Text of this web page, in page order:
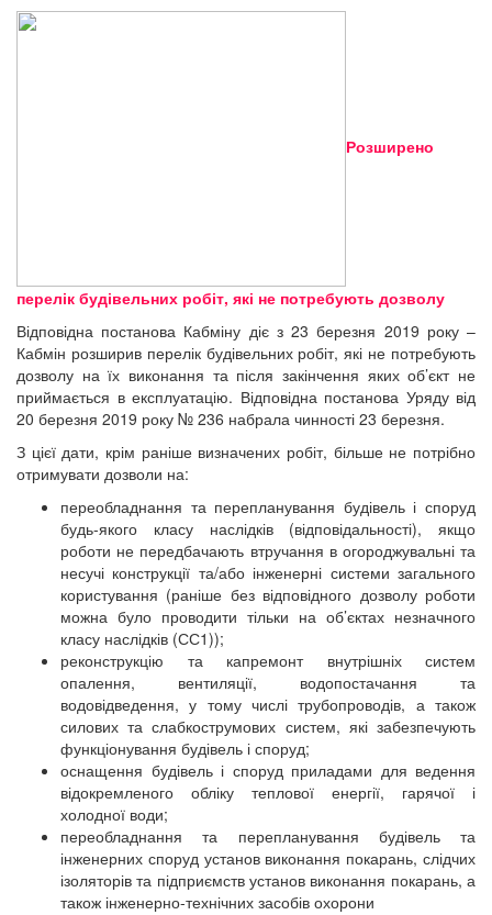
Розширено
перелік будівельних робіт, які не потребують дозволу
Відповідна постанова Кабміну діє з 23 березня 2019 року –
Кабмін розширив перелік будівельних робіт, які не потребують
дозволу на їх виконання та після закінчення яких об’єкт не
приймається в експлуатацію. Відповідна постанова Уряду від
20 березня 2019 року № 236 набрала чинності 23 березня.
З цієї дати, крім раніше визначених робіт, більше не потрібно
отримувати дозволи на:
переобладнання та перепланування будівель і споруд
будь-якого класу наслідків (відповідальності), якщо
роботи не передбачають втручання в огороджувальні та
несучі конструкції та/або інженерні системи загального
користування (раніше без відповідного дозволу роботи
можна було проводити тільки на об’єктах незначного
класу наслідків (СС1));
реконструкцію та капремонт внутрішніх систем
опалення, вентиляції, водопостачання та
водовідведення, у тому числі трубопроводів, а також
силових та слабкострумових систем, які забезпечують
функціонування будівель і споруд;
оснащення будівель і споруд приладами для ведення
відокремленого обліку теплової енергії, гарячої і
холодної води;
переобладнання та перепланування будівель та
інженерних споруд установ виконання покарань, слідчих
ізоляторів та підприємств установ виконання покарань, а
також інженерно-технічних засобів охорони